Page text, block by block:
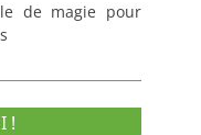
de magie pour
!